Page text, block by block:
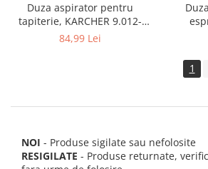
Duza aspirator pentru
tapiterie, KARCHER 9.012-
278.0, SE4001, SE4002, SE5100
84,99 Lei
1
NOI - Produse sigilate sau nefolosite
RESIGILATE - Produse returnate,